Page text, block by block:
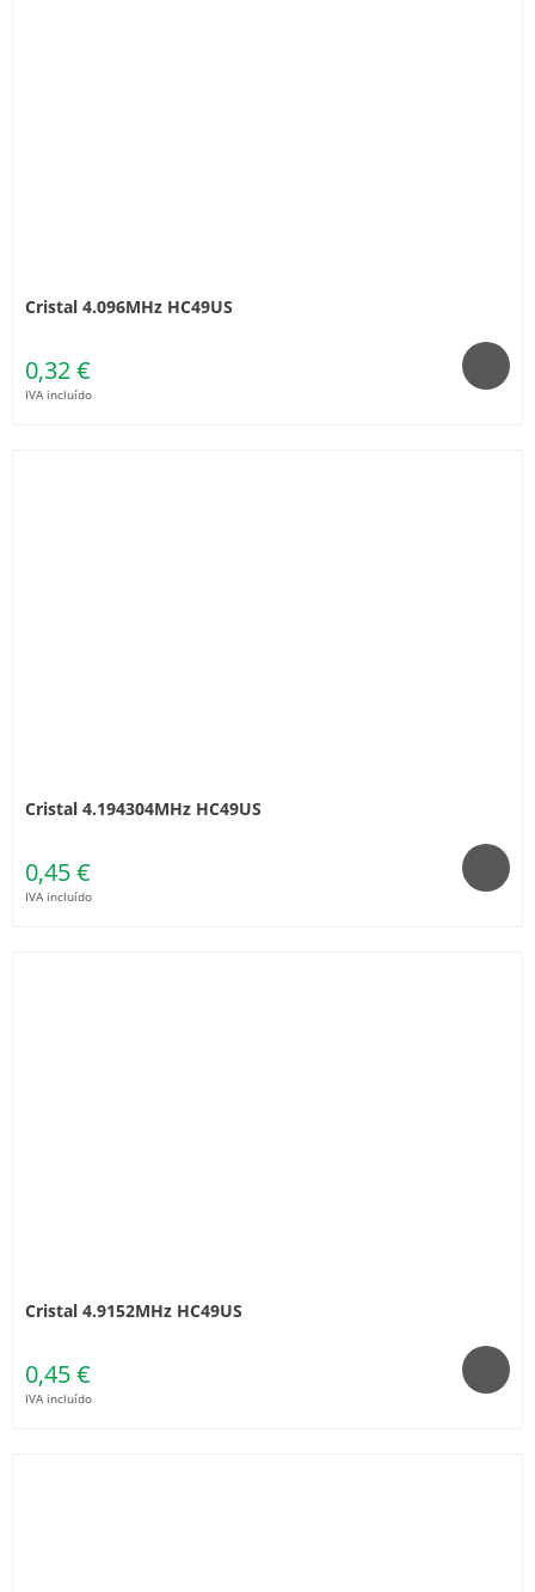
Cristal 4.096MHz HC49US
0,32 €
IVA incluído
Cristal 4.194304MHz HC49US
0,45 €
IVA incluído
Cristal 4.9152MHz HC49US
0,45 €
IVA incluído